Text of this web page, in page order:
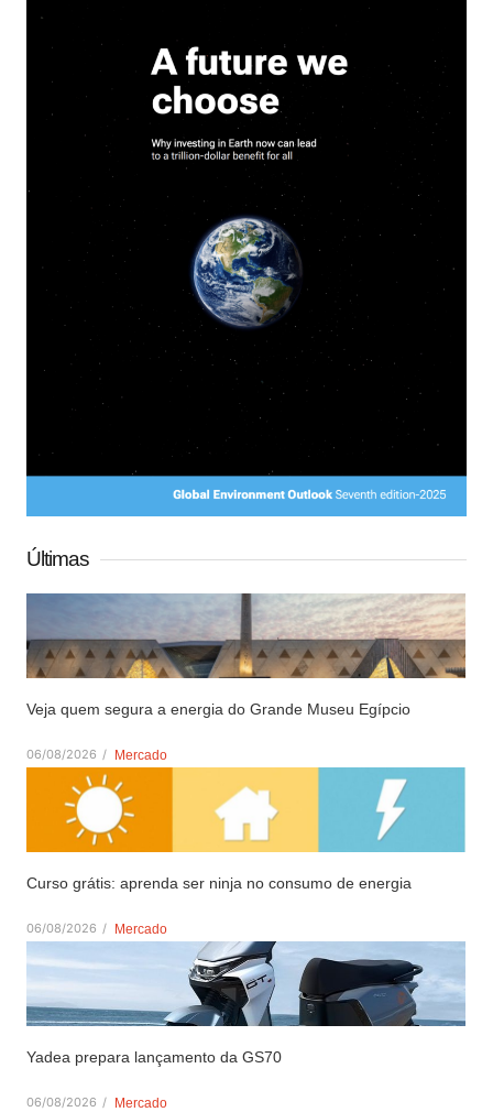
Últimas
Veja quem segura a energia do Grande Museu Egípcio
06/08/2026 / Mercado
Curso grátis: aprenda ser ninja no consumo de energia
06/08/2026 / Mercado
Yadea prepara lançamento da GS70
06/08/2026 / Mercado